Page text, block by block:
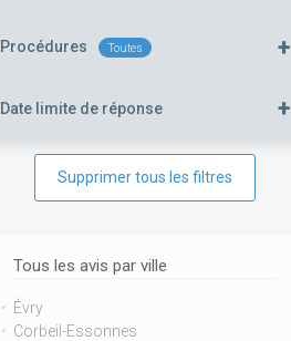
Procédures Toutes +
Date limite de réponse +
Supprimer tous les filtres
Tous les avis par ville
Évry
Corbeil-Essonnes